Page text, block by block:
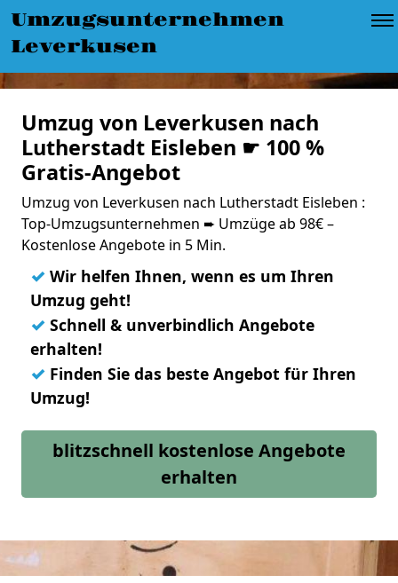
Umzugsunternehmen
Leverkusen
Umzug von Leverkusen nach
Lutherstadt Eisleben ☛ 100 %
Gratis-Angebot
Umzug von Leverkusen nach Lutherstadt Eisleben :
Top-Umzugsunternehmen ➨ Umzüge ab 98€ –
Kostenlose Angebote in 5 Min.
✓ Wir helfen Ihnen, wenn es um Ihren
Umzug geht!
✓ Schnell & unverbindlich Angebote
erhalten!
✓ Finden Sie das beste Angebot für Ihren
Umzug!
blitzschnell kostenlose Angebote
erhalten